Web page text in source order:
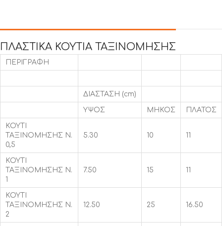
ΠΛΑΣΤΙΚΑ ΚΟΥΤΙΑ ΤΑΞΙΝΟΜΗΣΗΣ
ΠΕΡΙΓΡΑΦΗ
ΔΙΑΣΤΑΣΗ (cm)
ΥΨΟΣ ΜΗΚΟΣ ΠΛΑΤΟΣ
ΚΟΥΤΙ
ΤΑΞΙΝΟΜΗΣΗΣ Ν.
0,5
5.30 10 11
ΚΟΥΤΙ
ΤΑΞΙΝΟΜΗΣΗΣ Ν.
1
7.50 15 11
ΚΟΥΤΙ
ΤΑΞΙΝΟΜΗΣΗΣ Ν.
2
12.50 25 16.50